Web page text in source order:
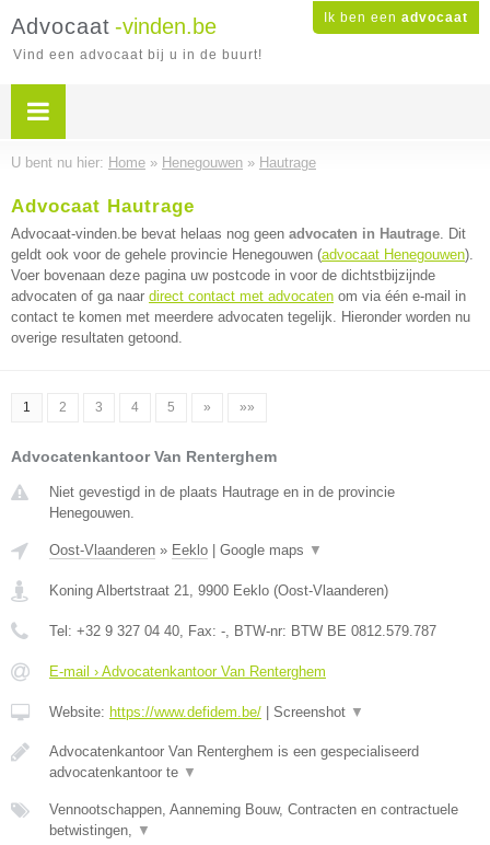
Ik ben een advocaat
Advocaat -vinden.be
Vind een advocaat bij u in de buurt!
U bent nu hier: Home » Henegouwen » Hautrage
Advocaat Hautrage
Advocaat-vinden.be bevat helaas nog geen advocaten in Hautrage. Dit
geldt ook voor de gehele provincie Henegouwen (advocaat Henegouwen).
Voer bovenaan deze pagina uw postcode in voor de dichtstbijzijnde
advocaten of ga naar direct contact met advocaten om via één e-mail in
contact te komen met meerdere advocaten tegelijk. Hieronder worden nu
overige resultaten getoond.
1 2 3 4 5 » »»
Advocatenkantoor Van Renterghem
Niet gevestigd in de plaats Hautrage en in de provincie
Henegouwen.
Oost-Vlaanderen » Eeklo Google maps ▼
Koning Albertstraat 21, 9900 Eeklo (Oost-Vlaanderen)
Tel: +32 9 327 04 40, Fax: -, BTW-nr: BTW BE 0812.579.787
E-mail › Advocatenkantoor Van Renterghem
Website: https://www.defidem.be/ Screenshot ▼
Advocatenkantoor Van Renterghem is een gespecialiseerd
advocatenkantoor te ▼
Vennootschappen, Aanneming Bouw, Contracten en contractuele
betwistingen, ▼